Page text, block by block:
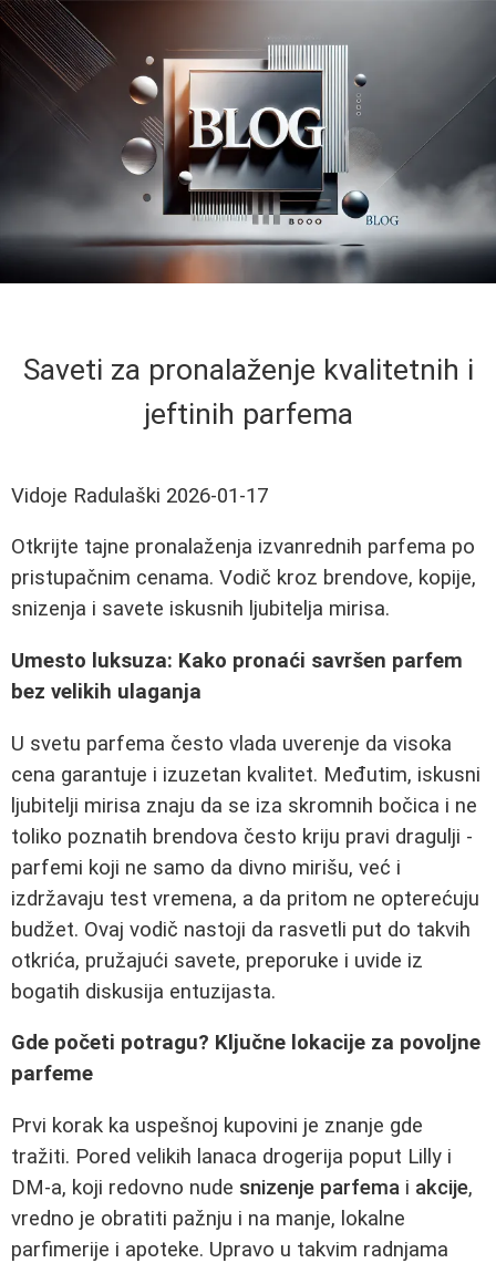
Saveti za pronalaženje kvalitetnih i
jeftinih parfema
Vidoje Radulaški 2026-01-17
Otkrijte tajne pronalaženja izvanrednih parfema po
pristupačnim cenama. Vodič kroz brendove, kopije,
snizenja i savete iskusnih ljubitelja mirisa.
Umesto luksuza: Kako pronaći savršen parfem
bez velikih ulaganja
U svetu parfema često vlada uverenje da visoka
cena garantuje i izuzetan kvalitet. Međutim, iskusni
ljubitelji mirisa znaju da se iza skromnih bočica i ne
toliko poznatih brendova često kriju pravi dragulji -
parfemi koji ne samo da divno mirišu, već i
izdržavaju test vremena, a da pritom ne opterećuju
budžet. Ovaj vodič nastoji da rasvetli put do takvih
otkrića, pružajući savete, preporuke i uvide iz
bogatih diskusija entuzijasta.
Gde početi potragu? Ključne lokacije za povoljne
parfeme
Prvi korak ka uspešnoj kupovini je znanje gde
tražiti. Pored velikih lanaca drogerija poput Lilly i
DM-a, koji redovno nude snizenje parfema i akcije,
vredno je obratiti pažnju i na manje, lokalne
parfimerije i apoteke. Upravo u takvim radnjama